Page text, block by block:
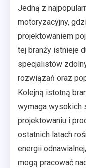
Jedną z
motoryzacyjny,
projektowaniem
tej branży istnieje
specjalistów
rozwiązań oraz
Kolejną istotną
wymaga wysokich
projektowaniu i
ostatnich latach
energii
mogą pracować